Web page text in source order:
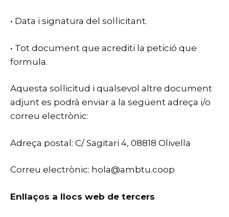
• Data i signatura del sol·licitant.
• Tot document que acrediti la petició que
formula.
Aquesta sol·licitud i qualsevol altre document
adjunt es podrà enviar a la següent adreça i/o
correu electrònic:
Adreça postal: C/ Sagitari 4, 08818 Olivella
Correu electrònic: hola@ambtu.coop
Enllaços a llocs web de tercers